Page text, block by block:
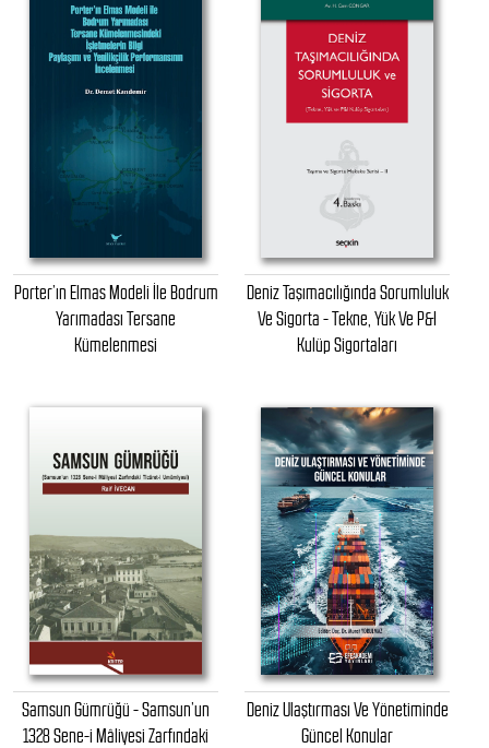
Porter’ın Elmas Modeli İle Bodrum
Yarımadası Tersane
Kümelenmesi
Deniz Taşımacılığında Sorumluluk
Ve Sigorta - Tekne, Yük Ve P&I
Kulüp Sigortaları
Samsun Gümrüğü - Samsun’un
1328 Sene-i Mâliyesi Zarfındaki
Deniz Ulaştırması Ve Yönetiminde
Güncel Konular